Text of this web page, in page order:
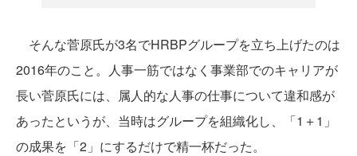
そんな菅原氏が3名でHRBPグループを立ち上げたのは
2016年のこと。人事一筋ではなく事業部でのキャリアが
長い菅原氏には、属人的な人事の仕事について違和感が
あったというが、当時はグループを組織化し、「1＋1」
の成果を「2」にするだけで精一杯だった。